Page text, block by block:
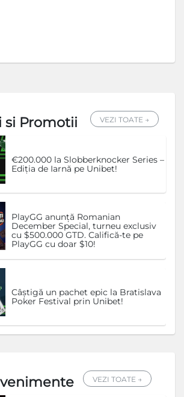
si Promotii VEZI TOATE →
€200.000 la Slobberknocker Series –
Ediția de Iarnă pe Unibet!
PlayGG anunță Romanian
December Special, turneu exclusiv
cu $500.000 GTD. Califică-te pe
PlayGG cu doar $10!
Câștigă un pachet epic la Bratislava
Poker Festival prin Unibet!
VEZI TOATE →